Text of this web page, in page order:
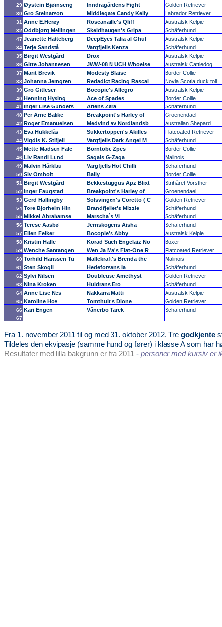
29 Øystein Bjørnseng Inndragårdens Fight Golden Retriever
30 Gro Steinarson Middlegate Candy Kelly Labrador Retriever
31 Anne E.Herøy Roscanaille's Qliff Australsk Kelpie
32 Oddbjørg Mellingen Skeidhaugen's Gripa Schäferhund
47 Jeanette Hatteberg DeepEyes Talia al Ghul Australsk Kelpie
34 Terje Sandstå Vargfjells Kenza Schäferhund
35 Birgit Westgård Drox Australsk Kelpie
36 Gitte Johannesen JWW-08 N UCH Whoelse Australsk Cattledog
37 Marit Brevik Modesty Blaise Border Collie
38 Johanna Jerngren Redadict Racing Rascal Novia Scotia duck toll
39 Gro Gitlesen Bocopie's Allegro Australsk Kelpie
40 Henning Hysing Ace of Spades Border Collie
41 Inger Lise Gunders Ariens Zara Schäferhund
48 Per Arne Bakke Breakpoint's Harley of Groenendael
42 Roger Emanuelsen Medvind av Nordlandsb Australian Shepard
43 Eva Hukkelås Sukkertoppen's Akilles Flatcoated Retriever
44 Vigdis K. Stifjell Vargfjells Dark Angel M Schäferhund
45 Mette Madsen Falc Borntobe Zpes Border Collie
46 Liv Randi Lund Sagals G-Zaga Malinois
49 Malvin Hårklau Vargfjells Hot Chilli Schäferhund
50 Siv Omholt Baily Border Collie
51 Birgit Westgård Bekkestuggus Apz Blixt Strihåret Vorsther
52 Inger Faugstad Breakpoint's Harley of Groenendael
53 Gerd Hallingby Solsvingen's Coretto ( C Golden Retriever
54 Tore Bjorheim Hin Brandfjellet's Mizzie Schäferhund
55 Mikkel Abrahamse Marscha`s VI Schäferhund
56 Terese Aasbø Jernskogens Aisha Schäferhund
57 Ellen Felker Bocopie's Abby Australsk Kelpie
58 Kristin Halle Korad Such Engelaiz No Boxer
59 Wenche Santangen Wen Ja Ma's Flat-One R Flatcoated Retriever
60 Torhild Hanssen Tu Mallekraft's Brenda the Malinois
61 Sten Skogli Hedeforsens Ia Schäferhund
62 Sylvi Nilsen Doubleuse Amethyst Golden Retriever
63 Nina Kroken Huldrans Ero Schäferhund
64 Anne Lise Nes Nakkarra Matti Australsk Kelpie
65 Karoline Hov Tomthult's Dione Golden Retriever
66 Kari Engen Vãnerbo Tarek Schäferhund
67
Fra 1. november 2011 til og med 31. oktober 2012. Tre godkjente
Tildeles den ekvipasje (samme hund og fører) i klasse A som har
Resultater med lilla bakgrunn er fra 2011 - personer med kursiv er